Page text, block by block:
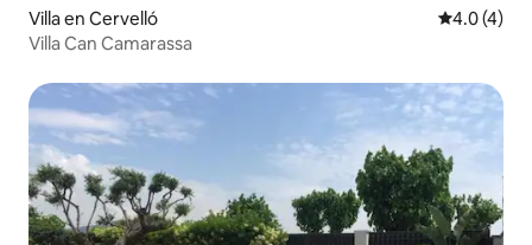
Villa en Cervelló
4.0 (4)
Villa Can Camarassa